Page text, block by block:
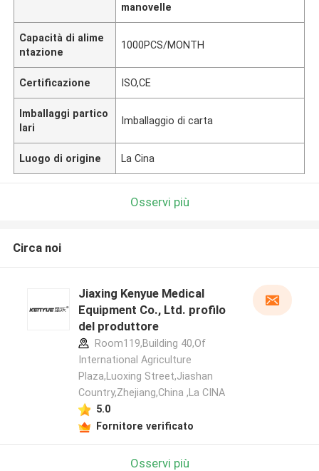
manovelle
Capacità di alime
ntazione
1000PCS/MONTH
Certificazione ISO,CE
Imballaggi partico
lari
Imballaggio di carta
Luogo di origine La Cina
Osservi più
Circa noi
Jiaxing Kenyue Medical
Equipment Co., Ltd. profilo
del produttore
Room119,Building 40,Of
International Agriculture
Plaza,Luoxing Street,Jiashan
Country,Zhejiang,China ,La CINA
5.0
Fornitore verificato
Osservi più